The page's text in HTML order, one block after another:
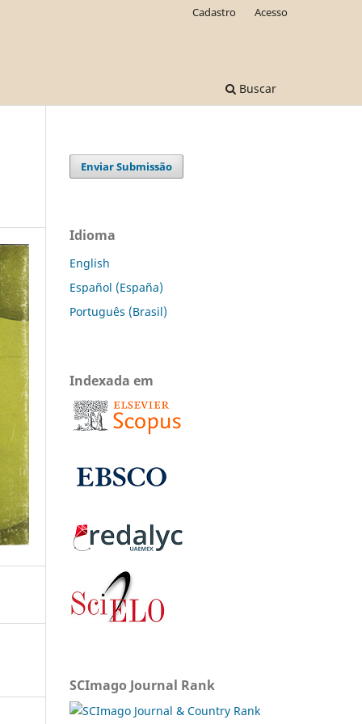
Buscar
Cadastro Acesso
Enviar Submissão
Idioma
English
Español (España)
Português (Brasil)
Indexada em
SCImago Journal Rank